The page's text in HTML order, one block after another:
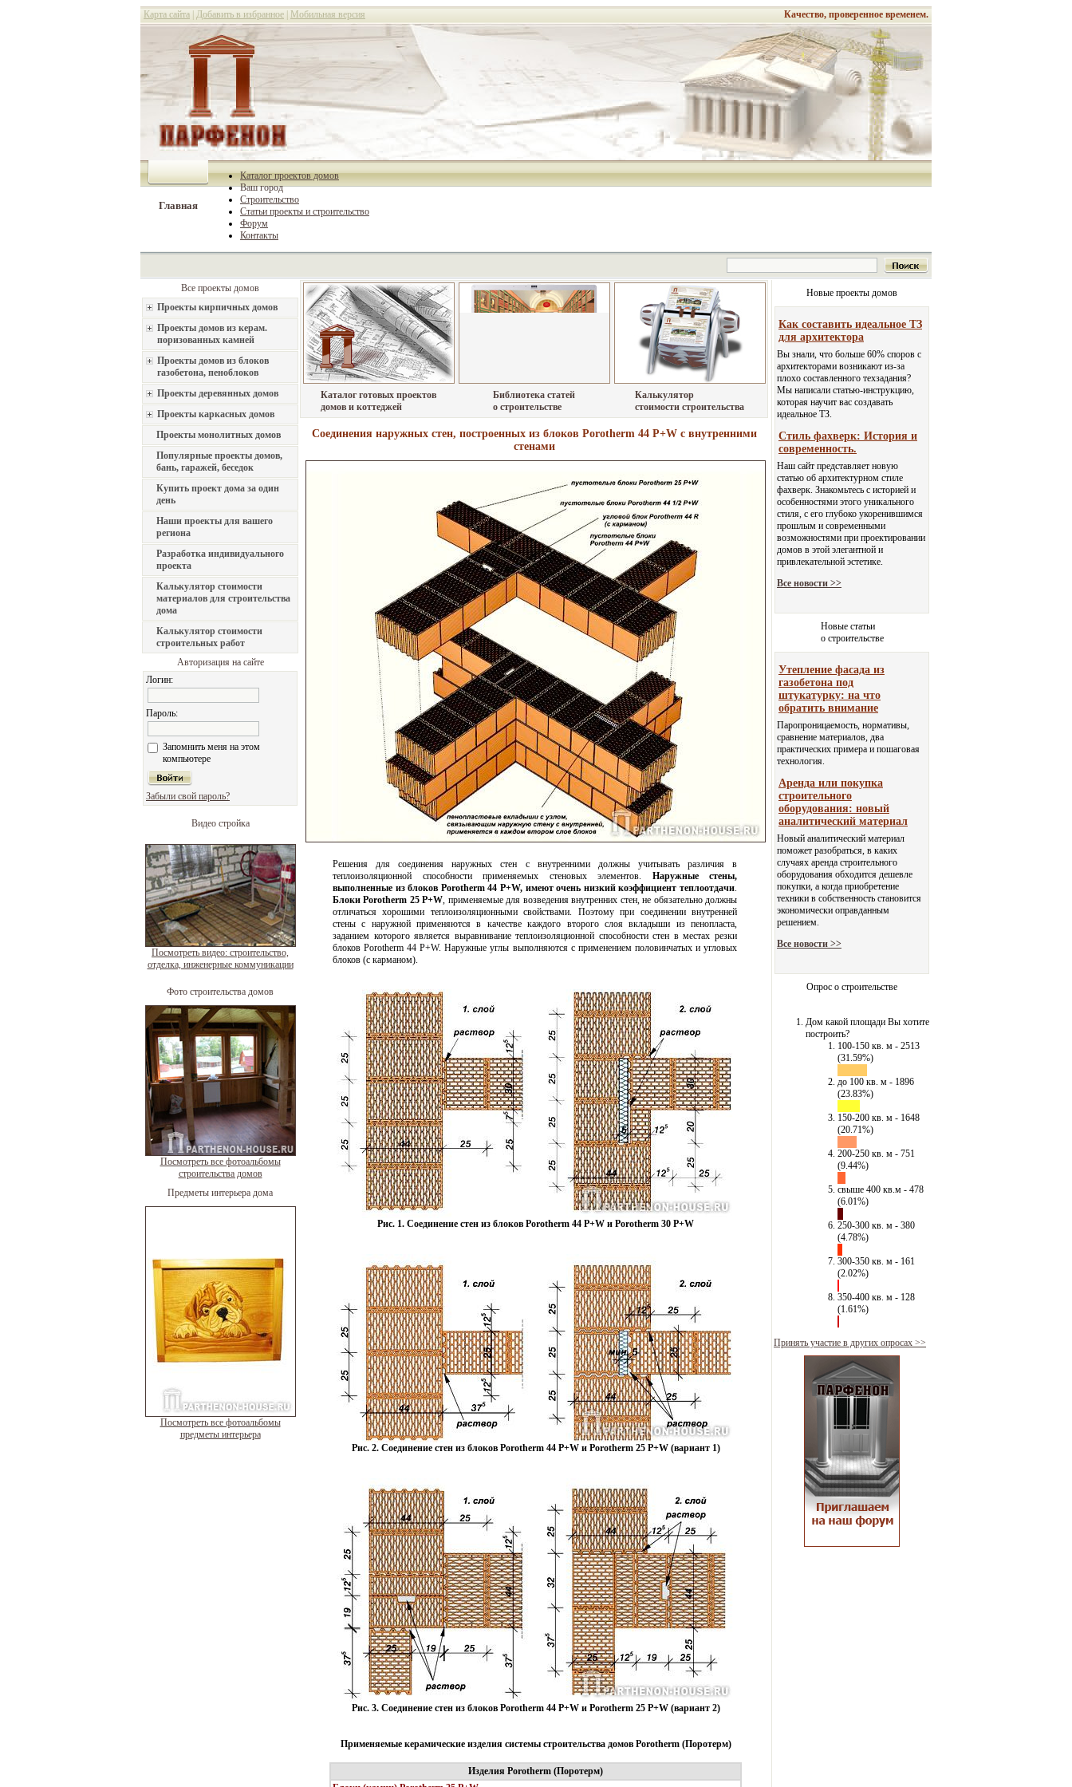
Карта сайта Добавить в избранное Мобильная версия Качество, проверенное временем.
Главная
Каталог проектов домов
Ваш город
Строительство
Статьи проекты и строительство
Форум
Контакты
Все проекты домов
Проекты кирпичных домов
Проекты домов из керам.
поризованных камней
Проекты домов из блоков
газобетона, пеноблоков
Проекты деревянных домов
Проекты каркасных домов
Проекты монолитных домов
Популярные проекты домов,
бань, гаражей, беседок
Купить проект дома за один
день
Наши проекты для вашего
региона
Разработка индивидуального
проекта
Калькулятор стоимости
материалов для строительства
дома
Калькулятор стоимости
строительных работ
Авторизация на сайте
Логин:
Пароль:
Запомнить меня на этом
компьютере
Забыли свой пароль?
Видео стройка
Посмотреть видео: строительство,
отделка, инженерные коммуникации
Фото строительства домов
Посмотреть все фотоальбомы
строительства домов
Предметы интерьера дома
Посмотреть все фотоальбомы
предметы интерьера
Каталог готовых проектов
домов и коттеджей
Библиотека статей
о строительстве
Калькулятор
стоимости строительства
Соединения наружных стен, построенных из блоков Porotherm 44 P+W с внутренними
стенами
Решения для соединения наружных стен с внутренними должны учитывать различия в
теплоизоляционной способности применяемых стеновых элементов. Наружные стены,
выполненные из блоков Porotherm 44 P+W, имеют очень низкий коэффициент теплоотдачи.
Блоки Porotherm 25 P+W, применяемые для возведения внутренних стен, не обязательно должны
отличаться хорошими теплоизоляционными свойствами. Поэтому при соединении внутренней
стены с наружной применяются в качестве каждого второго слоя вкладыши из пенопласта,
заданием которого является выравнивание теплоизоляционной способности стен в местах резки
блоков Porotherm 44 P+W. Наружные углы выполняются с применением половинчатых и угловых
блоков (с карманом).
Рис. 1. Соединение стен из блоков Porotherm 44 P+W и Porotherm 30 P+W
Рис. 2. Соединение стен из блоков Porotherm 44 P+W и Porotherm 25 P+W (вариант 1)
Рис. 3. Соединение стен из блоков Porotherm 44 P+W и Porotherm 25 P+W (вариант 2)
Применяемые керамические изделия системы строительства домов Porotherm (Поротерм)
Изделия Porotherm (Поротерм)
Новые проекты домов
Как составить идеальное ТЗ
для архитектора
Вы знали, что больше 60% споров с
архитекторами возникают из-за
плохо составленного техзадания?
Мы написали статью-инструкцию,
которая научит вас создавать
идеальное ТЗ.
Стиль фахверк: История и
современность.
Наш сайт представляет новую
статью об архитектурном стиле
фахверк. Знакомьтесь с историей и
особенностями этого уникального
стиля, с его глубоко укоренившимся
прошлым и современными
возможностями при проектировании
домов в этой элегантной и
привлекательной эстетике.
Все новости >>
Новые статьи
о строительстве
Утепление фасада из
газобетона под
штукатурку: на что
обратить внимание
Паропроницаемость, нормативы,
сравнение материалов, два
практических примера и пошаговая
технология.
Аренда или покупка
строительного
оборудования: новый
аналитический материал
Новый аналитический материал
поможет разобраться, в каких
случаях аренда строительного
оборудования обходится дешевле
покупки, а когда приобретение
техники в собственность становится
экономически оправданным
решением.
Все новости >>
Опрос о строительстве
Дом какой площади Вы хотите
построить?
100-150 кв. м - 2513
(31.59%)
до 100 кв. м - 1896
(23.83%)
150-200 кв. м - 1648
(20.71%)
200-250 кв. м - 751
(9.44%)
свыше 400 кв.м - 478
(6.01%)
250-300 кв. м - 380
(4.78%)
300-350 кв. м - 161
(2.02%)
350-400 кв. м - 128
(1.61%)
Принять участие в других опросах >>